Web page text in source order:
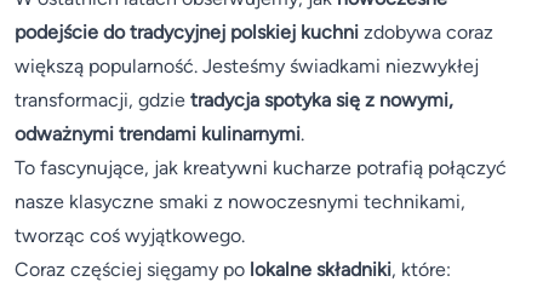
podejście do tradycyjnej polskiej kuchni zdobywa coraz
większą popularność. Jesteśmy świadkami niezwykłej
transformacji, gdzie tradycja spotyka się z nowymi,
odważnymi trendami kulinarnymi.
To fascynujące, jak kreatywni kucharze potrafią połączyć
nasze klasyczne smaki z nowoczesnymi technikami,
tworząc coś wyjątkowego.
Coraz częściej sięgamy po lokalne składniki, które: